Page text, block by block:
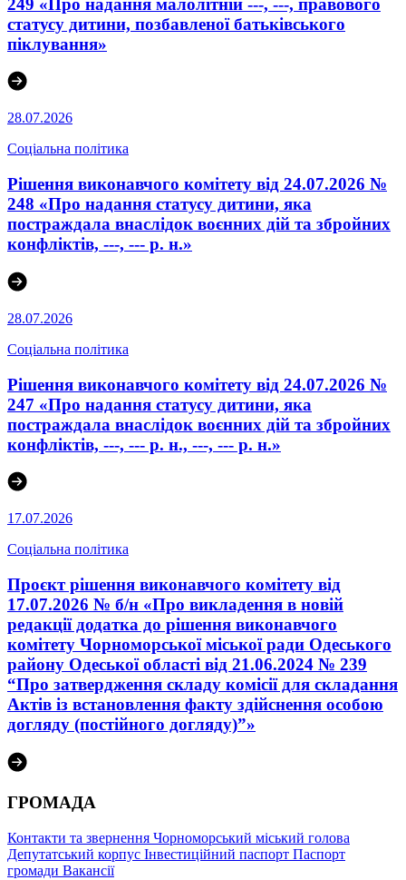
249 «Про надання малолітній ---, ---, правового
статусу дитини, позбавленої батьківського
піклування»
28.07.2026
Соціальна політика
Рішення виконавчого комітету від 24.07.2026 №
248 «Про надання статусу дитини, яка
постраждала внаслідок воєнних дій та збройних
конфліктів, ---, --- р. н.»
28.07.2026
Соціальна політика
Рішення виконавчого комітету від 24.07.2026 №
247 «Про надання статусу дитини, яка
постраждала внаслідок воєнних дій та збройних
конфліктів, ---, --- р. н., ---, --- р. н.»
17.07.2026
Соціальна політика
Проєкт рішення виконавчого комітету від
17.07.2026 № б/н «Про викладення в новій
редакції додатка до рішення виконавчого
комітету Чорноморської міської ради Одеського
району Одеської області від 21.06.2024 № 239
“Про затвердження складу комісії для складання
Актів із встановлення факту здійснення особою
догляду (постійного догляду)”»
ГРОМАДА
Контакти та звернення Чорноморський міський голова
Депутатський корпус Інвестиційний паспорт Паспорт
громади Вакансії